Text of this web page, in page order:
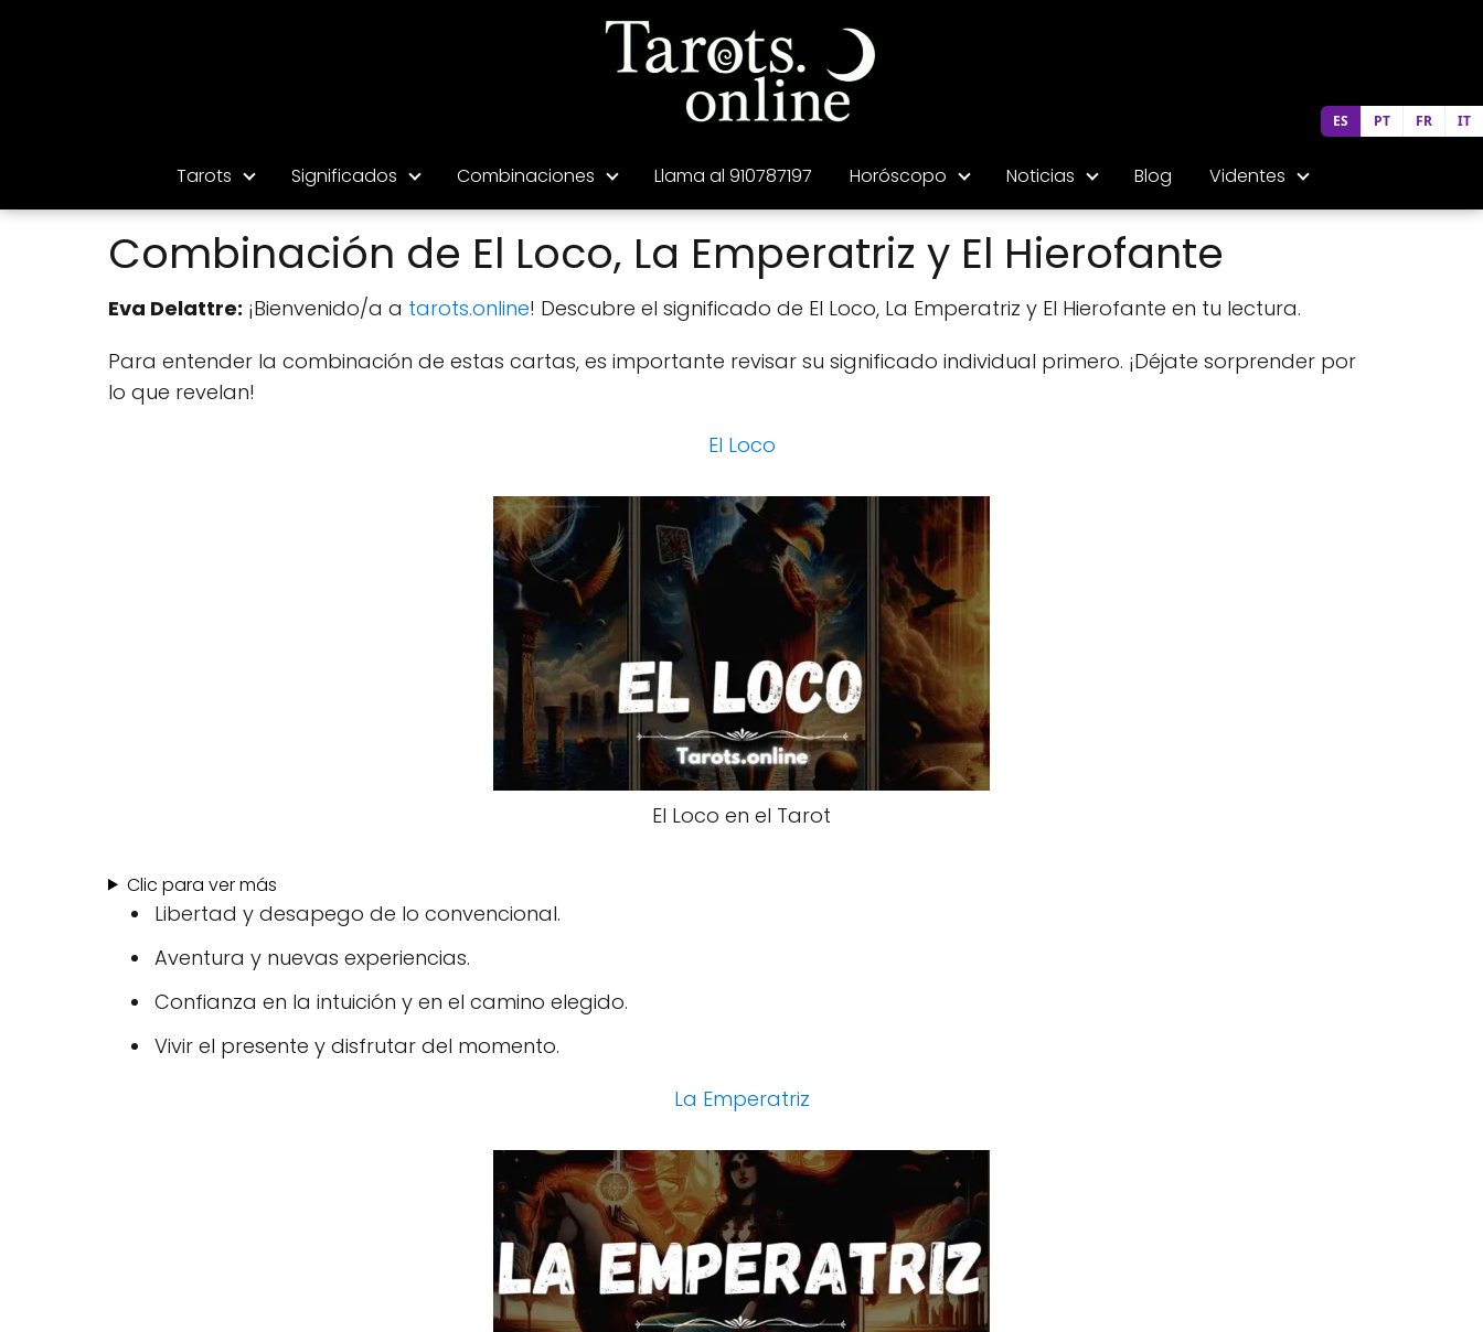
Tarots Significados Combinaciones Llama al 910787197 Horóscopo Noticias Blog Videntes
Combinación de El Loco, La Emperatriz y El Hierofante
Eva Delattre: ¡Bienvenido/a a tarots.online! Descubre el significado de El Loco, La Emperatriz y El Hierofante en tu lectura.
Para entender la combinación de estas cartas, es importante revisar su significado individual primero. ¡Déjate sorprender por
lo que revelan!
El Loco
El Loco en el Tarot
Clic para ver más
Libertad y desapego de lo convencional.
Aventura y nuevas experiencias.
Confianza en la intuición y en el camino elegido.
Vivir el presente y disfrutar del momento.
La Emperatriz
ES PT FR IT